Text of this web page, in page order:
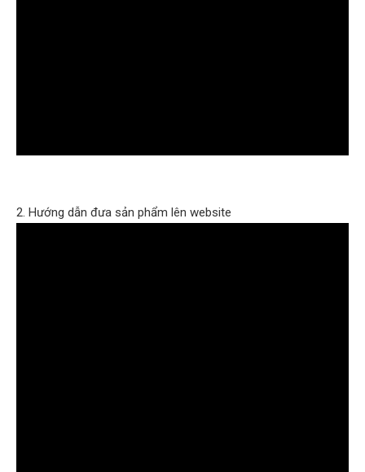
2. Hướng dẫn đưa sản phẩm lên website